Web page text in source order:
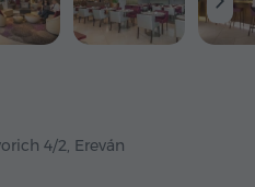
4/2, Ereván